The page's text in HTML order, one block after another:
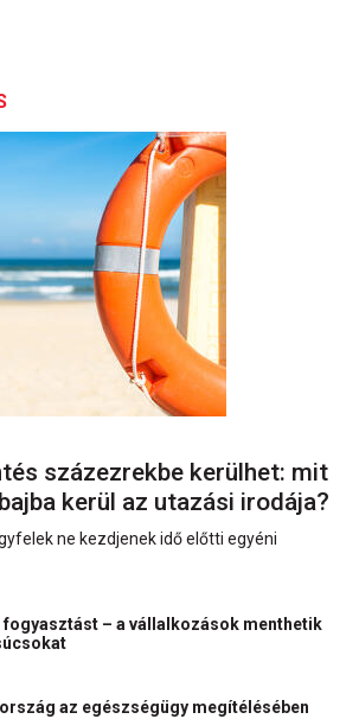
százezrekbe kerülhet: mit
kerül az utazási irodája?
ne kezdjenek idő előtti egyéni
fogyasztást – a vállalkozások menthetik
az egészségügy megítélésében